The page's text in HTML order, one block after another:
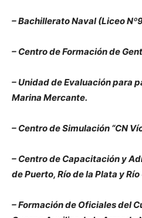
– Bachillerato Naval (Liceo
– Centro de Formación de
– Unidad de Evaluación para
Marina Mercante.
– Centro de Simulación “CN
– Centro de Capacitación y
de Puerto, Río de la Plata y
– Formación de Oficiales del